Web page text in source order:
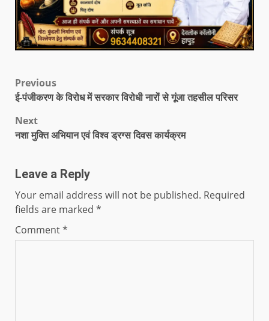
Previous
ई-पंजीकरण के विरोध में सरकार विरोधी नारों से गूंजा तहसील परिसर
Next
नशा मुक्ति अभियान एवं विश्व ड्रग्स दिवस कार्यक्रम
Leave a Reply
Your email address will not be published. Required
fields are marked *
Comment*